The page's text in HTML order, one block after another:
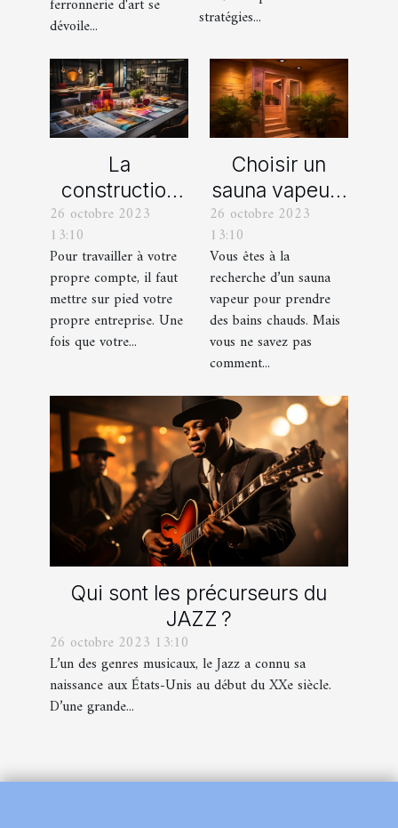
ferronnerie d'art se
dévoile...
stratégies...
La
construction
d’une identité
d’entreprise :
que faut-il en
savoir ?
26 octobre 2023
13:10
Pour travailler à votre
propre compte, il faut
mettre sur pied votre
propre entreprise. Une
fois que votre...
Choisir un
sauna vapeur :
comment s’y
prendre ?
26 octobre 2023
13:10
Vous êtes à la
recherche d’un sauna
vapeur pour prendre
des bains chauds. Mais
vous ne savez pas
comment...
Qui sont les précurseurs du
JAZZ ?
26 octobre 2023 13:10
L’un des genres musicaux, le Jazz a connu sa
naissance aux États-Unis au début du XXe siècle.
D’une grande...